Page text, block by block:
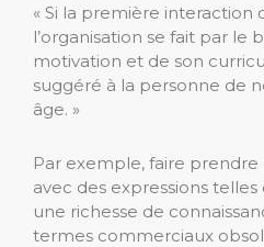
« Si la première interaction
l’organisation se fait par le
motivation et de son
suggéré à la personne de
âge. »
Par exemple, faire
avec des expressions telles
une richesse de
termes commerciaux